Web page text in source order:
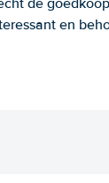
de
en